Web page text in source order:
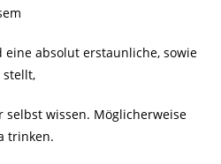
absolut erstaunliche, sowie
stellt,
wissen. Möglicherweise
trinken.